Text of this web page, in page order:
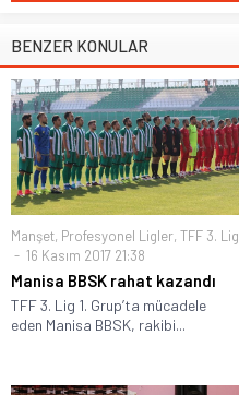
BENZER KONULAR
Manşet, Profesyonel Ligler, TFF 3. Lig
16 Kasım 2017 21:38
Manisa BBSK rahat kazandı
TFF 3. Lig 1. Grup’ta mücadele
eden Manisa BBSK, rakibi...